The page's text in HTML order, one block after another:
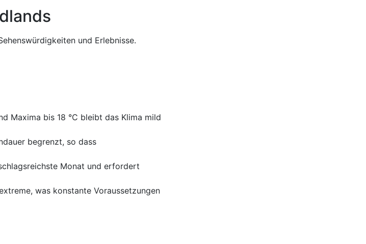
und Erlebnisse.
Maxima bis 18 °C bleibt das Klima mild
begrenzt, so dass
Monat und erfordert
was konstante Voraussetzungen